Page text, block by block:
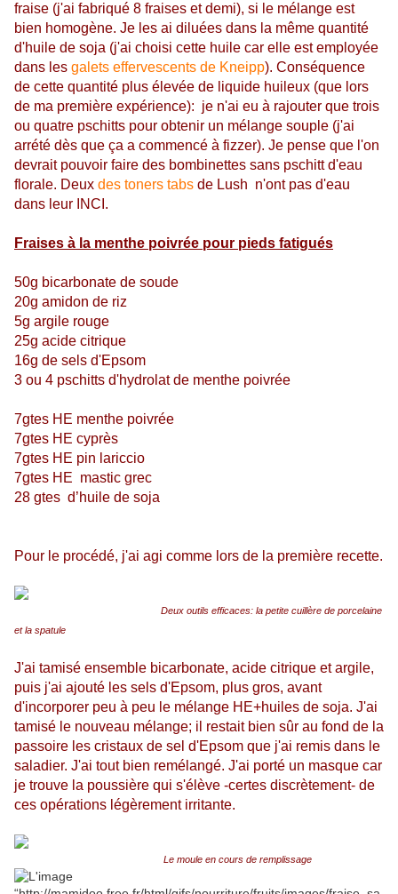
fraise (j'ai fabriqué 8 fraises et demi), si le mélange est
bien homogène. Je les ai diluées dans la même quantité
d'huile de soja (j'ai choisi cette huile car elle est employée
dans les galets effervescents de Kneipp). Conséquence
de cette quantité plus élevée de liquide huileux (que lors
de ma première expérience): je n'ai eu à rajouter que trois
ou quatre pschitts pour obtenir un mélange souple (j'ai
arrété dès que ça a commencé à fizzer). Je pense que l'on
devrait pouvoir faire des bombinettes sans pschitt d'eau
florale. Deux des toners tabs de Lush n'ont pas d'eau
dans leur INCI.
Fraises à la menthe poivrée pour pieds fatigués
50g bicarbonate de soude
20g amidon de riz
5g argile rouge
25g acide citrique
16g de sels d'Epsom
3 ou 4 pschitts d'hydrolat de menthe poivrée
7gtes HE menthe poivrée
7gtes HE cyprès
7gtes HE pin lariccio
7gtes HE mastic grec
28 gtes d’huile de soja
Pour le procédé, j'ai agi comme lors de la première recette.
Deux outils efficaces: la petite cuillère de porcelaine
et la spatule
J'ai tamisé ensemble bicarbonate, acide citrique et argile,
puis j'ai ajouté les sels d'Epsom, plus gros, avant
d'incorporer peu à peu le mélange HE+huiles de soja. J'ai
tamisé le nouveau mélange; il restait bien sûr au fond de la
passoire les cristaux de sel d'Epsom que j'ai remis dans le
saladier. J'ai tout bien remélangé. J'ai porté un masque car
je trouve la poussière qui s'élève -certes discrètement- de
ces opérations légèrement irritante.
Le moule en cours de remplissage